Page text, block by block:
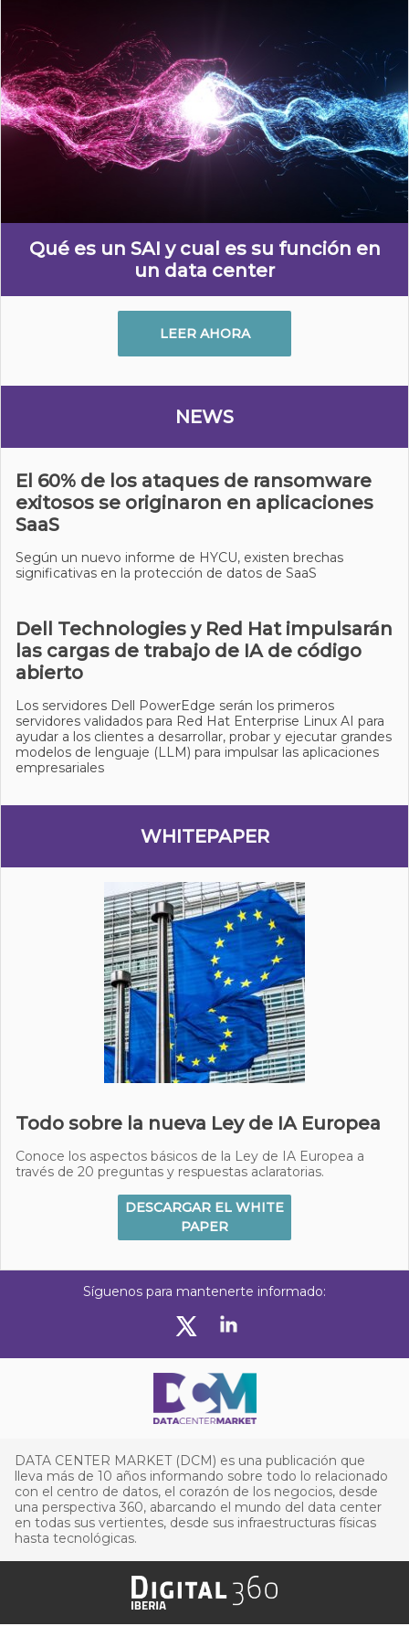
Qué es un SAI y cual es su función en
un data center
LEER AHORA
NEWS
El 60% de los ataques de ransomware
exitosos se originaron en aplicaciones
SaaS
Según un nuevo informe de HYCU, existen brechas
significativas en la protección de datos de SaaS
Dell Technologies y Red Hat impulsarán
las cargas de trabajo de IA de código
abierto
Los servidores Dell PowerEdge serán los primeros
servidores validados para Red Hat Enterprise Linux AI para
ayudar a los clientes a desarrollar, probar y ejecutar grandes
modelos de lenguaje (LLM) para impulsar las aplicaciones
empresariales
WHITEPAPER
Todo sobre la nueva Ley de IA Europea
Conoce los aspectos básicos de la Ley de IA Europea a
través de 20 preguntas y respuestas aclaratorias.
DESCARGAR EL WHITE
PAPER
Síguenos para mantenerte informado:
DATA CENTER MARKET (DCM) es una publicación que
lleva más de 10 años informando sobre todo lo relacionado
con el centro de datos, el corazón de los negocios, desde
una perspectiva 360, abarcando el mundo del data center
en todas sus vertientes, desde sus infraestructuras físicas
hasta tecnológicas.